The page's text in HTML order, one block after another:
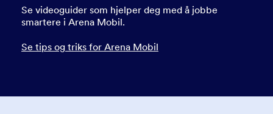
Se videoguider som hjelper deg med å jobbe
smartere i Arena Mobil.
Se tips og triks for Arena Mobil